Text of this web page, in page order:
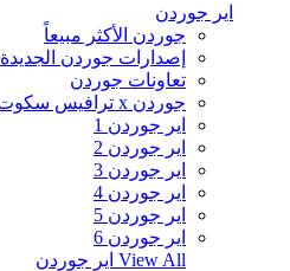
اير جوردن
جوردن الأكثر مبيعاً
إصدارات جوردن الجديدة
تعاونات جوردن
جوردن x ترافيس سكوت
اير جوردن 1
اير جوردن 2
اير جوردن 3
اير جوردن 4
اير جوردن 5
اير جوردن 6
View All اير جوردن